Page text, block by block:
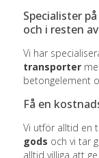
​Specialister
och i resten
Vi har
transporter
betongelement
Få en
Vi utför alltid en
gods och vi tar
alltid villiga att